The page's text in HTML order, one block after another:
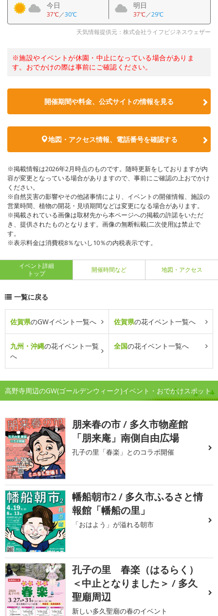
今日
37℃／30℃
明日
37℃／29℃
天気情報提供元：株式会社ライフビジネスウェザー
※施設やイベントが休園・中止になっている場合がありま
す。おでかけの際は事前にご確認ください。
開催期間や料金、公式サイトの情報を見る
地図・アクセス情報、電話番号を確認する
※掲載情報は2026年2月時点のものです。随時更新をしておりますが内
容が変更となっている場合がありますので、事前にご確認の上おでかけ
ください。
※自然災害の影響やその他諸事情により、イベントの開催情報、施設の
営業時間、植物の開花・見頃期間などは変更になる場合があります。
※掲載されている画像は取材先から本ページへの掲載の許諾をいただ
き、提供されたものとなります。画像の無断転載(二次使用)は禁止で
す。
※表示料金は消費税8％ないし10％の内税表示です。
イベント詳細
トップ
開催時間など 地図・アクセス
一覧に戻る
佐賀県のGWイベント一覧へ 佐賀県の花イベント一覧へ
九州・沖縄の花イベント一覧
へ
全国の花イベント一覧へ
高野寺周辺のGW(ゴールデンウィーク)イベント・おでかけスポット
朋来春の市 / 多久市物産館
「朋来庵」南側自由広場
孔子の里「春楽」とのコラボ開催
幡船朝市2 / 多久市ふるさと情
報館「幡船の里」
「おはよう」が溢れる朝市
孔子の里 春楽（はるらく）
＜中止となりました＞ / 多久
聖廟周辺
新しい多久聖廟の春のイベント